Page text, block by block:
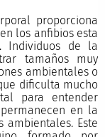
proporciona
los anfibios esta
Individuos de la
tamaños muy
ambientales o
dificulta mucho
para entender
en la
Este